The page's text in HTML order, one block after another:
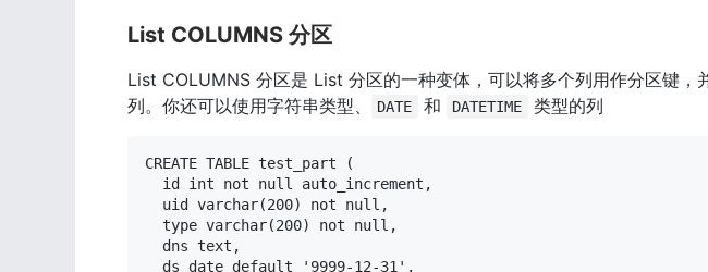
List COLUMNS 分区
List COLUMNS 分区是 List 分区的一种变体，可以将多个列用作分区键，
列。你还可以使用字符串类型、
DATE 和 DATETIME 类型的列
CREATE TABLE test_part (
id int not null auto_increment,
uid varchar(200) not null,
type varchar(200) not null,
dns text,
ds date default '9999-12-31',